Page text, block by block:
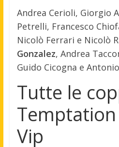
Andrea Cerioli, Giorgio
Petrelli, Francesco
Nicolò Ferrari e Nicolò
Gonzalez, Andrea
Guido Cicogna e
Tutte le
Vip